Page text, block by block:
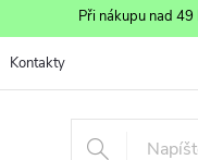
Při nákupu nad
Kontakty Obchodné